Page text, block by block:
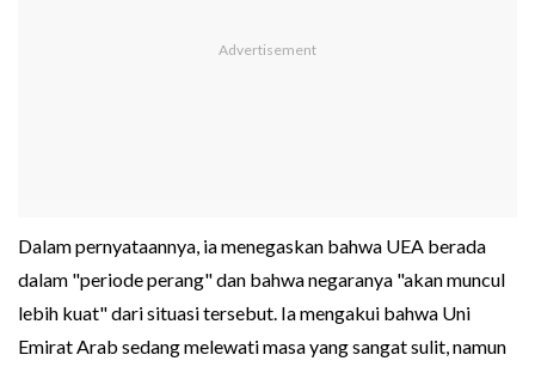
Dalam pernyataannya, ia menegaskan bahwa UEA berada
dalam "periode perang" dan bahwa negaranya "akan muncul
lebih kuat" dari situasi tersebut. Ia mengakui bahwa Uni
Emirat Arab sedang melewati masa yang sangat sulit, namun